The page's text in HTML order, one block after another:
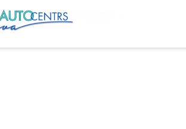
Услуги Сервис Грузовиков в Риге